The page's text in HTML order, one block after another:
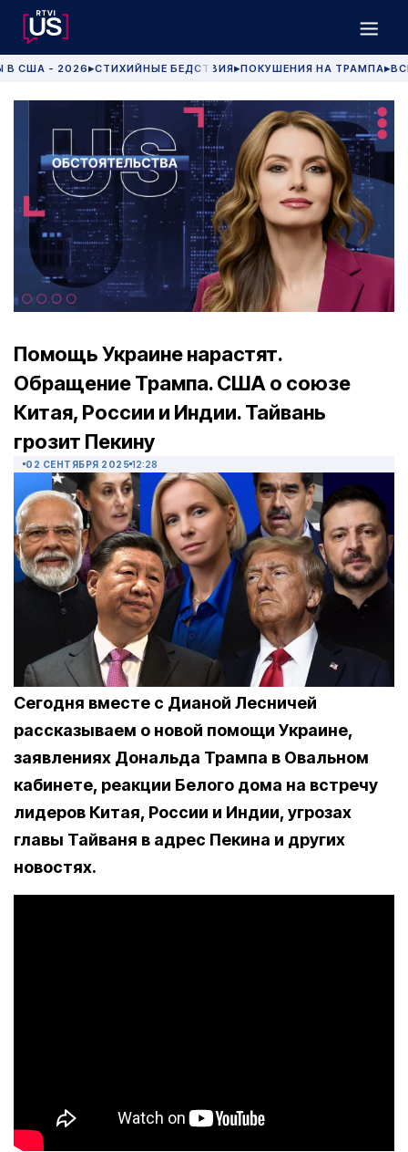
В США - 2026 ▶СТИХИЙНЫЕ БЕДСТВИЯ▶ПОКУШЕНИЯ НА ТРАМПА▶
Помощь Украине нарастят.
Обращение Трампа. США о союзе
Китая, России и Индии. Тайвань
грозит Пекину
02 СЕНТЯБРЯ 2025 12:28
Сегодня вместе с Дианой Лесничей
рассказываем о новой помощи Украине,
заявлениях Дональда Трампа в Овальном
кабинете, реакции Белого дома на встречу
лидеров Китая, России и Индии, угрозах
главы Тайваня в адрес Пекина и других
новостях.